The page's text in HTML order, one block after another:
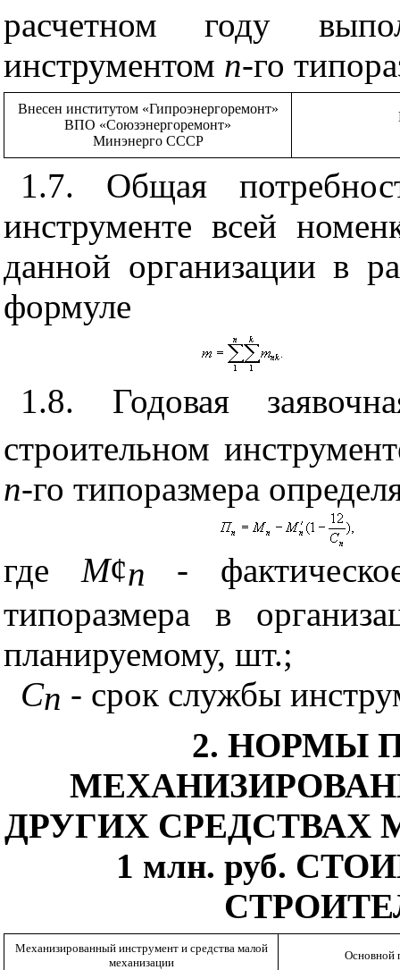
расчетном году
инструментом n-го
Внесен институтом «Гипроэнергоремонт»
ВПО «Союзэнергоремонт»
Минэнерго СССР
1.7. Общая
инструменте всей
данной организации в
формуле
1.8. Годовая
строительном
n-го типоразмера
где M¢n -
типоразмера в
планируемому, шт.;
Сn - срок службы
2. НОРМЫ
ДРУГИХ
1 млн. руб.
Механизированный инструмент и средства малой
механизации
Основной